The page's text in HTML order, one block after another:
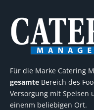
Für die Marke Catering
gesamte Bereich des
Versorgung mit Speisen
einenm beliebigen Ort.